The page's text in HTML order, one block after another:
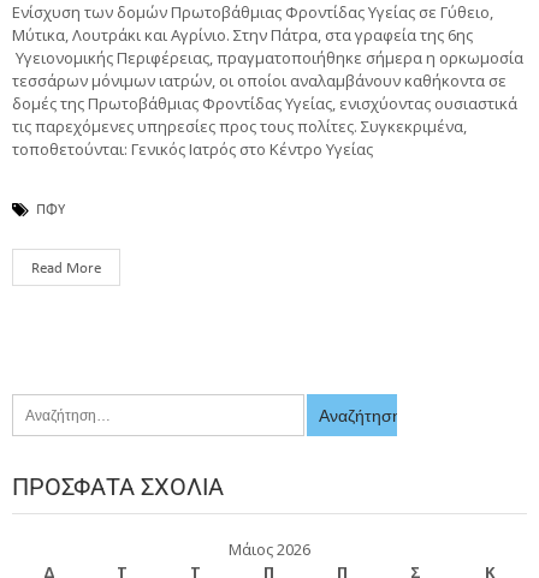
Ενίσχυση των δομών Πρωτοβάθμιας Φροντίδας Υγείας σε Γύθειο,
Μύτικα, Λουτράκι και Αγρίνιο. Στην Πάτρα, στα γραφεία της 6ης
Υγειονομικής Περιφέρειας, πραγματοποιήθηκε σήμερα η ορκωμοσία
τεσσάρων μόνιμων ιατρών, οι οποίοι αναλαμβάνουν καθήκοντα σε
δομές της Πρωτοβάθμιας Φροντίδας Υγείας, ενισχύοντας ουσιαστικά
τις παρεχόμενες υπηρεσίες προς τους πολίτες. Συγκεκριμένα,
τοποθετούνται: Γενικός Ιατρός στο Κέντρο Υγείας
ΠΦΥ
Read More
ΠΡΌΣΦΑΤΑ ΣΧΌΛΙΑ
Μάιος 2026
Δ
Τ Τ Π Π Σ Κ